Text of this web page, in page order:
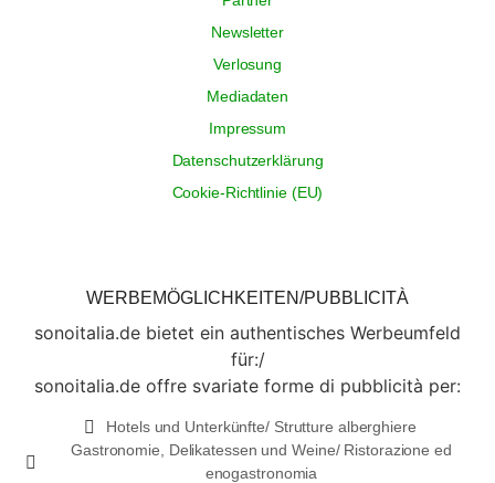
Newsletter
Verlosung
Mediadaten
Impressum
Datenschutzerklärung
Cookie-Richtlinie (EU)
WERBEMÖGLICHKEITEN/PUBBLICITÀ
sonoitalia.de bietet ein authentisches Werbeumfeld
für:/
sonoitalia.de offre svariate forme di pubblicità per:
Hotels und Unterkünfte/ Strutture alberghiere
Gastronomie, Delikatessen und Weine/ Ristorazione ed
enogastronomia